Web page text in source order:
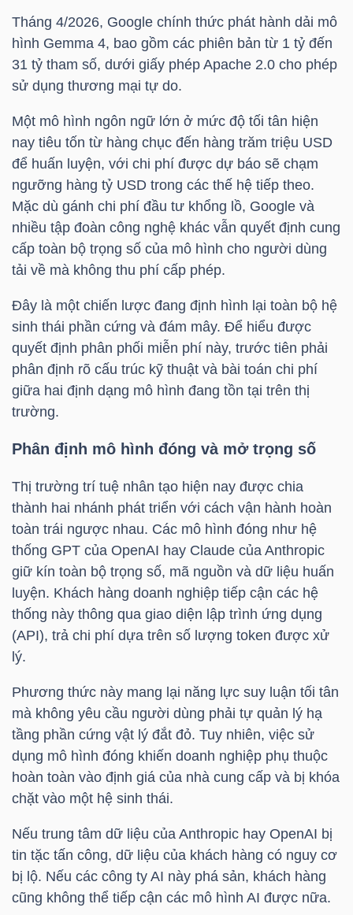
Tháng 4/2026, Google chính thức phát hành dải mô
hình Gemma 4, bao gồm các phiên bản từ 1 tỷ đến
31 tỷ tham số, dưới giấy phép Apache 2.0 cho phép
sử dụng thương mại tự do.
Một mô hình ngôn ngữ lớn ở mức độ tối tân hiện
nay tiêu tốn từ hàng chục đến hàng trăm triệu USD
để huấn luyện, với chi phí được dự báo sẽ chạm
ngưỡng hàng tỷ USD trong các thế hệ tiếp theo.
Mặc dù gánh chi phí đầu tư khổng lồ, Google và
nhiều tập đoàn công nghệ khác vẫn quyết định cung
cấp toàn bộ trọng số của mô hình cho người dùng
tải về mà không thu phí cấp phép.
Đây là một chiến lược đang định hình lại toàn bộ hệ
sinh thái phần cứng và đám mây. Để hiểu được
quyết định phân phối miễn phí này, trước tiên phải
phân định rõ cấu trúc kỹ thuật và bài toán chi phí
giữa hai định dạng mô hình đang tồn tại trên thị
trường.
Phân định mô hình đóng và mở trọng số
Thị trường trí tuệ nhân tạo hiện nay được chia
thành hai nhánh phát triển với cách vận hành hoàn
toàn trái ngược nhau. Các mô hình đóng như hệ
thống GPT của OpenAI hay Claude của Anthropic
giữ kín toàn bộ trọng số, mã nguồn và dữ liệu huấn
luyện. Khách hàng doanh nghiệp tiếp cận các hệ
thống này thông qua giao diện lập trình ứng dụng
(API), trả chi phí dựa trên số lượng token được xử
lý.
Phương thức này mang lại năng lực suy luận tối tân
mà không yêu cầu người dùng phải tự quản lý hạ
tầng phần cứng vật lý đắt đỏ. Tuy nhiên, việc sử
dụng mô hình đóng khiến doanh nghiệp phụ thuộc
hoàn toàn vào định giá của nhà cung cấp và bị khóa
chặt vào một hệ sinh thái.
Nếu trung tâm dữ liệu của Anthropic hay OpenAI bị
tin tặc tấn công, dữ liệu của khách hàng có nguy cơ
bị lộ. Nếu các công ty AI này phá sản, khách hàng
cũng không thể tiếp cận các mô hình AI được nữa.
ĐÔNG
DƯƠNG
TÀI
CHÍNH
CÁ
NHÂN
TÍCH
VIETSTOCKFINANCE
VĨ
MÔ
NGÀNH
DOANH
NGHIỆP
PHIẾU
PHÁI
SINH
TRÁI
PHIẾU